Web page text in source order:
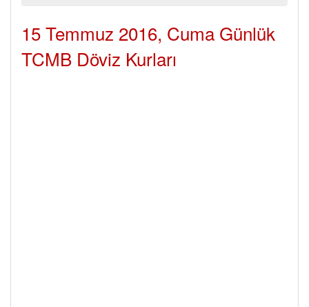
15 Temmuz 2016, Cuma Günlük
TCMB Döviz Kurları